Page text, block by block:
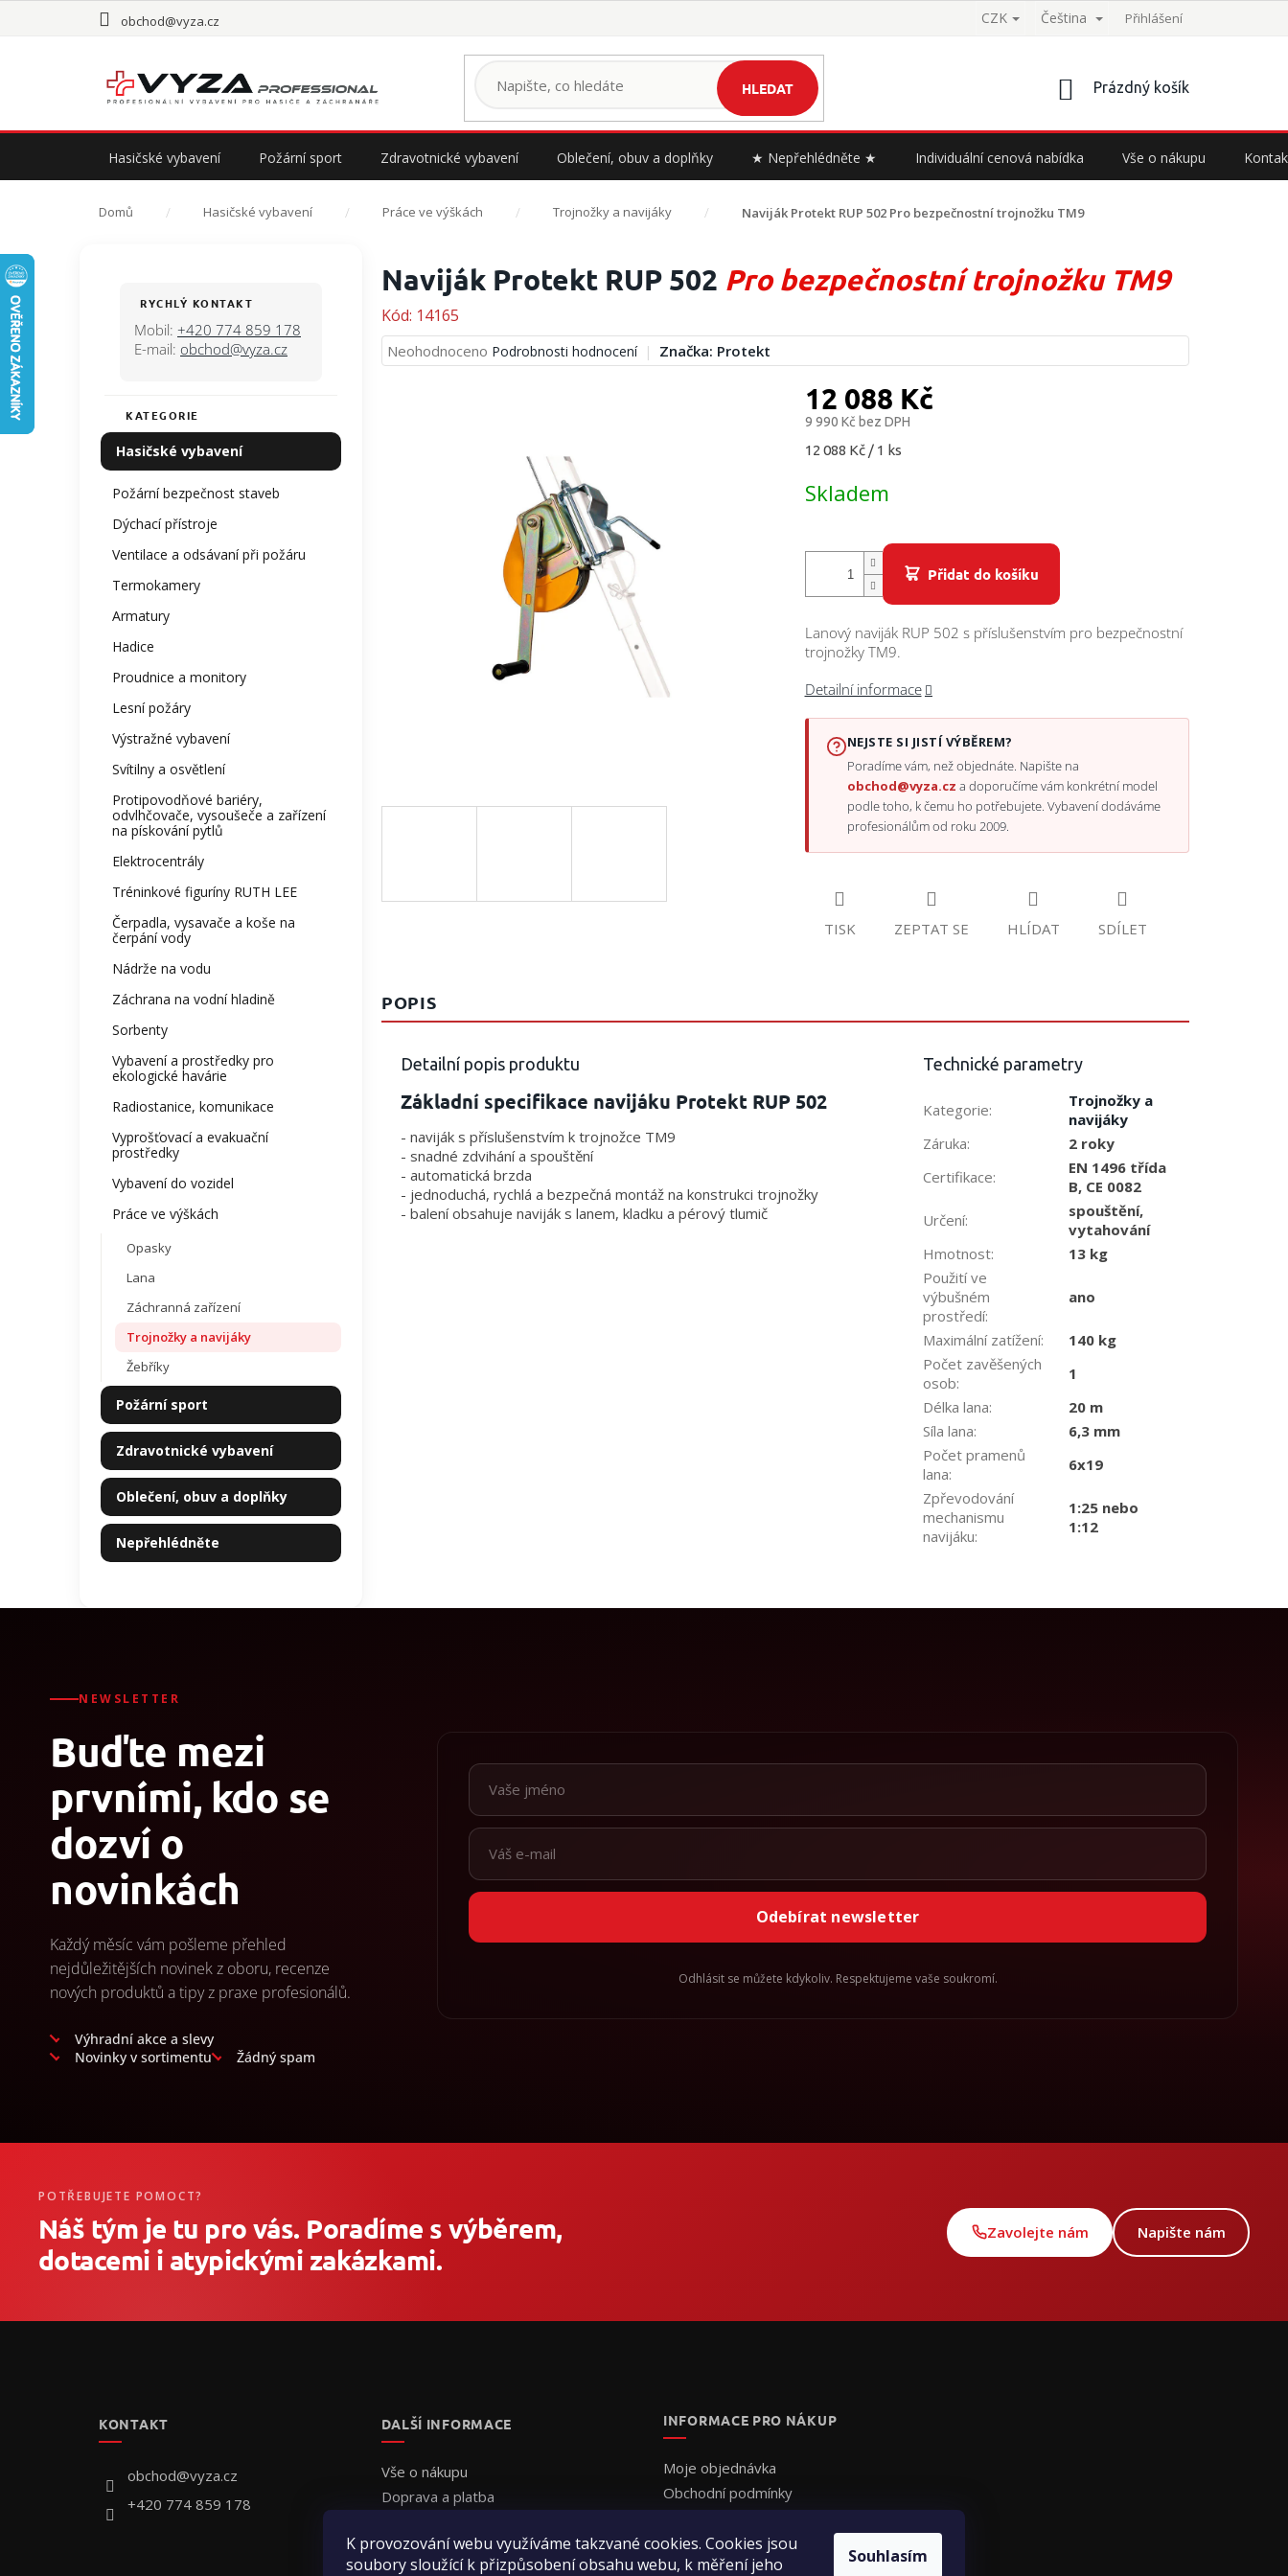
K provozování webu využíváme takzvané cookies. Cookies jsou
soubory sloužící k přizpůsobení obsahu webu, k měření jeho
Souhlasím
obchod@vyza.cz CZK Čeština Přihlášení
HLEDAT
NÁKUPNÍ
Prázdný košík
Hasičské vybavení Požární sport Zdravotnické vybavení Oblečení, obuv a doplňky ★ Nepřehlédněte ★ Individuální cenová nabídka Vše o nákupu
Domů Hasičské vybavení Práce ve výškách Trojnožky a navijáky Naviják Protekt RUP 502 Pro bezpečnostní trojnožku TM9
RYCHLÝ KONTAKT
Mobil: +420 774 859 178
E-mail: obchod@vyza.cz
Přeskočit
kategorie
KATEGORIE
Hasičské vybavení
Požární bezpečnost staveb
Dýchací přístroje
Ventilace a odsávaní při požáru
Termokamery
Armatury
Hadice
Proudnice a monitory
Lesní požáry
Výstražné vybavení
Svítilny a osvětlení
Protipovodňové bariéry,
odvlhčovače, vysoušeče a zařízení
na pískování pytlů
Elektrocentrály
Tréninkové figuríny RUTH LEE
Čerpadla, vysavače a koše na
čerpání vody
Nádrže na vodu
Záchrana na vodní hladině
Sorbenty
Vybavení a prostředky pro
ekologické havárie
Radiostanice, komunikace
Vyprošťovací a evakuační
prostředky
Vybavení do vozidel
Práce ve výškách
Opasky
Lana
Záchranná zařízení
Trojnožky a navijáky
Žebříky
Požární sport
Zdravotnické vybavení
Oblečení, obuv a doplňky
Nepřehlédněte
Naviják Protekt RUP 502 Pro bezpečnostní trojnožku TM9
Kód: 14165
Průměrné
hodnocení
Neohodnoceno Podrobnosti hodnocení Značka: Protekt
12 088 Kč
9 990 Kč bez DPH
Měrná
12 088 Kč / 1 ks
Skladem
Přidat do košíku
Lanový naviják RUP 502 s příslušenstvím pro bezpečnostní
trojnožky TM9.
Detailní informace
NEJSTE SI JISTÍ VÝBĚREM?
Poradíme vám, než objednáte. Napište na
obchod@vyza.cz a doporučíme vám konkrétní model
podle toho, k čemu ho potřebujete. Vybavení dodáváme
profesionálům od roku 2009.
TISK ZEPTAT SE HLÍDAT SDÍLET
POPIS
Detailní popis produktu
Základní specifikace navijáku Protekt RUP 502
- naviják s příslušenstvím k trojnožce TM9
- snadné zdvihání a spouštění
- automatická brzda
- jednoduchá, rychlá a bezpečná montáž na konstrukci trojnožky
- balení obsahuje naviják s lanem, kladku a pérový tlumič
Technické parametry
Kategorie:
Trojnožky a
navijáky
Záruka:
2 roky
Certifikace:
EN 1496 třída
B, CE 0082
Určení:
spouštění,
vytahování
Hmotnost:
13 kg
Použití ve
výbušném
prostředí:
ano
Maximální zatížení:
140 kg
Počet zavěšených
osob:
1
Délka lana:
20 m
Síla lana:
6,3 mm
Počet pramenů
lana:
6x19
Zpřevodování
mechanismu
navijáku:
1:25 nebo
1:12
NEWSLETTER
Buďte mezi
prvními, kdo se
dozví o
novinkách
Každý měsíc vám pošleme přehled
nejdůležitějších novinek z oboru, recenze
nových produktů a tipy z praxe profesionálů.
Výhradní akce a slevy
Novinky v sortimentu
Žádný spam
Odebírat newsletter
Odhlásit se můžete kdykoliv. Respektujeme vaše soukromí.
POTŘEBUJETE POMOCT?
Náš tým je tu pro vás. Poradíme s výběrem,
dotacemi i atypickými zakázkami.
Zavolejte nám Napište nám
KONTAKT
obchod@vyza.cz
+420 774 859 178
DALŠÍ INFORMACE
Vše o nákupu
Doprava a platba
Jak objednat
Hodnocení obchodu
INFORMACE PRO NÁKUP
Moje objednávka
Obchodní podmínky
Formulář - Uplatnění reklamace
Formulář - Odstoupení od smlouvy